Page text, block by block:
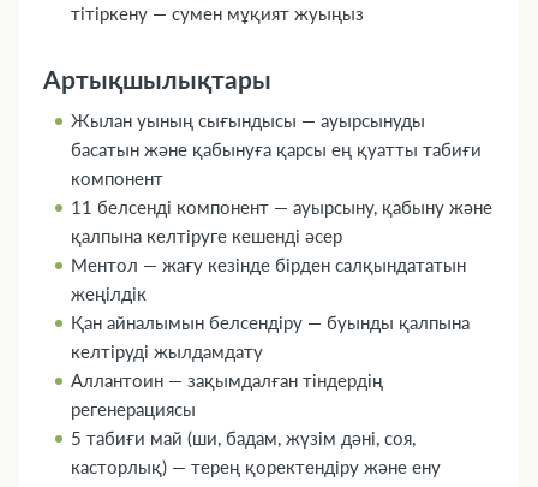
тітіркену — сумен мұқият жуыңыз
Артықшылықтары
Жылан уының сығындысы — ауырсынуды
басатын және қабынуға қарсы ең қуатты табиғи
компонент
11 белсенді компонент — ауырсыну, қабыну және
қалпына келтіруге кешенді әсер
Ментол — жағу кезінде бірден салқындататын
жеңілдік
Қан айналымын белсендіру — буынды қалпына
келтіруді жылдамдату
Аллантоин — зақымдалған тіндердің
регенерациясы
5 табиғи май (ши, бадам, жүзім дәні, соя,
касторлық) — терең қоректендіру және ену